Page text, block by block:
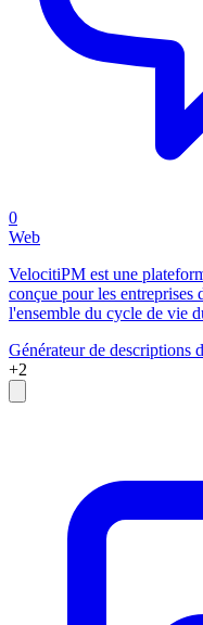
0
Web
VelocitiPM est une
conçue pour les
l'ensemble du cycle de vie
Générateur de descriptions
+2